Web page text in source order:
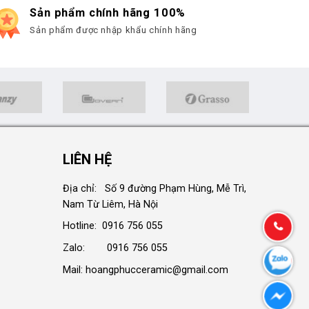
Sản phẩm chính hãng 100%
Sản phẩm được nhập khẩu chính hãng
LIÊN HỆ
Địa chỉ: Số 9 đường Phạm Hùng, Mễ Trì,
Nam Từ Liêm, Hà Nội
Hotline: 0916 756 055
Zalo: 0916 756 055
Mail: hoangphucceramic@gmail.com